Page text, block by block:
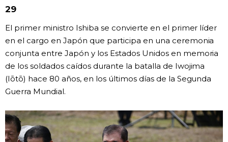
29
El primer ministro Ishiba se convierte en el primer líder
en el cargo en Japón que participa en una ceremonia
conjunta entre Japón y los Estados Unidos en memoria
de los soldados caídos durante la batalla de Iwojima
(Iōtō) hace 80 años, en los últimos días de la Segunda
Guerra Mundial.